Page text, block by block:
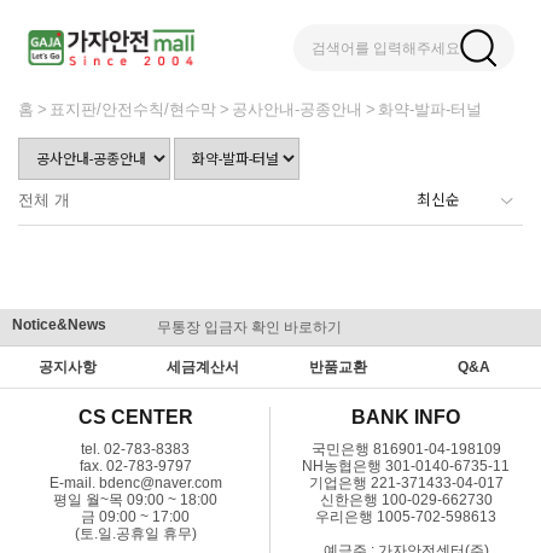
검색어를 입력해주세요
홈 표지판/안전수칙/현수막 공사안내-공종안내 화약-발파-터널
전체 개
Notice&News 무통장 입금자 확인 바로하기
공지사항 세금계산서 반품교환 Q&A
CS CENTER
tel. 02-783-8383
fax. 02-783-9797
E-mail. bdenc@naver.com
평일 월~목 09:00 ~ 18:00
금 09:00 ~ 17:00
(토.일.공휴일 휴무)
BANK INFO
국민은행 816901-04-198109
NH농협은행 301-0140-6735-11
기업은행 221-371433-04-017
신한은행 100-029-662730
우리은행 1005-702-598613